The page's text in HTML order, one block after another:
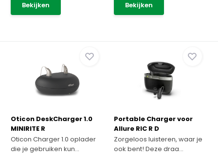
Bekijken Bekijken
Oticon DeskCharger 1.0
MINIRITE R
Oticon Charger 1.0 oplader
die je gebruiken kun...
Portable Charger voor
Allure RIC R D
Zorgeloos luisteren, waar je
ook bent! Deze draa...